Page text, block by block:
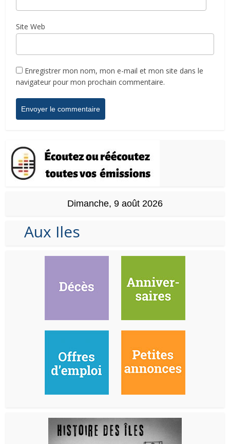
Site Web
Enregistrer mon nom, mon e-mail et mon site dans le
navigateur pour mon prochain commentaire.
Dimanche, 9 août 2026
Aux Iles